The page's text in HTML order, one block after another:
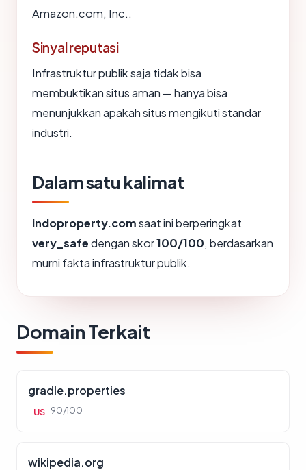
Amazon.com, Inc..
Sinyal reputasi
Infrastruktur publik saja tidak bisa
membuktikan situs aman — hanya bisa
menunjukkan apakah situs mengikuti standar
industri.
Dalam satu kalimat
indoproperty.comsaat ini berperingkat
very_safedengan skor100/100, berdasarkan
murni fakta infrastruktur publik.
Domain Terkait
gradle.properties
US 90/100
wikipedia.org